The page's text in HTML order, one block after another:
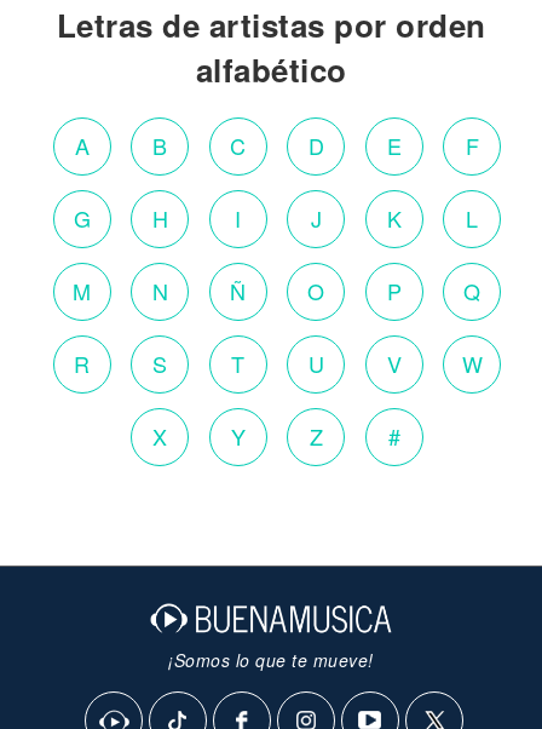
Letras de artistas por orden
alfabético
A B C D E F
G H I J K L
M N Ñ O P Q
R S T U V W
X Y Z #
¡Somos lo que te mueve!